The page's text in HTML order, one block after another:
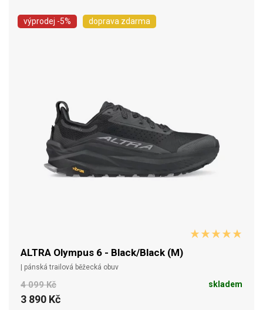
výprodej -5% doprava zdarma
ALTRA Olympus 6 - Black/Black (M)
| pánská trailová běžecká obuv
4 099 Kč
3 890 Kč
skladem